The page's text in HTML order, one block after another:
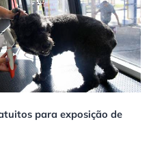
para exposição de